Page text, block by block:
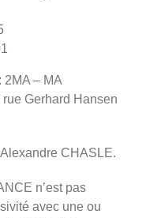
2MA – MA
Gerhard Hansen
CHASLE.
n’est pas
avec une ou